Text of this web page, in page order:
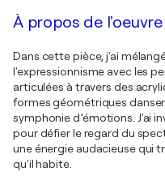
À propos de l'oeuvre
Dans cette pièce, j'ai
l'expressionnisme avec les
articulées à travers des
formes géométriques
symphonie d’émotions. J'ai
pour défier le regard du
une énergie audacieuse qui
qu'il habite.